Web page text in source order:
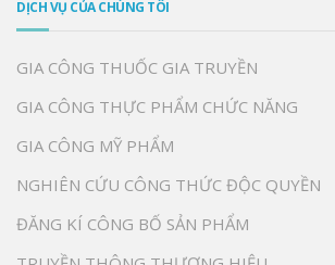
DỊCH VỤ CỦA CHÚNG TÔI
GIA CÔNG THUỐC GIA TRUYỀN
GIA CÔNG THỰC PHẨM CHỨC NĂNG
GIA CÔNG MỸ PHẨM
NGHIÊN CỨU CÔNG THỨC ĐỘC QUYỀN
ĐĂNG KÍ CÔNG BỐ SẢN PHẨM